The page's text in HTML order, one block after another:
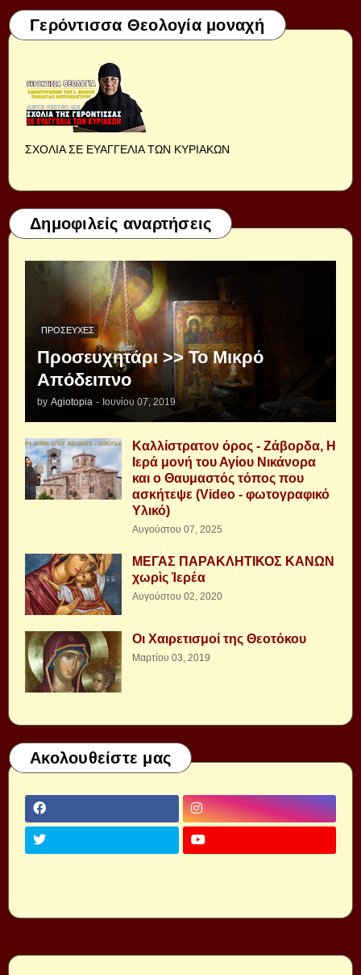
Γερόντισσα Θεολογία μοναχή
ΣΧΟΛΙΑ ΣΕ ΕΥΑΓΓΕΛΙΑ ΤΩΝ ΚΥΡΙΑΚΩΝ
Δημοφιλείς αναρτήσεις
ΠΡΟΣΕΥΧΈΣ
Προσευχητάρι >> Το Μικρό
Απόδειπνο
by Agiotopia - Ιουνίου 07, 2019
Καλλίστρατον όρος - Ζάβορδα, Η
Ιερά μονή του Αγίου Νικάνορα
και ο Θαυμαστός τόπος που
ασκήτεψε (Video - φωτογραφικό
Υλικό)
Αυγούστου 07, 2025
ΜΕΓΑΣ ΠΑΡΑΚΛΗΤΙΚΟΣ ΚΑΝΩΝ
χωρὶς Ἱερέα
Αυγούστου 02, 2020
Οι Χαιρετισμοί της Θεοτόκου
Μαρτίου 03, 2019
Ακολουθείστε μας